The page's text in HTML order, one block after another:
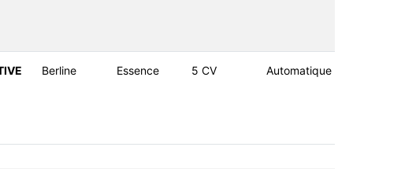
Berline Essence 5 CV Automatique